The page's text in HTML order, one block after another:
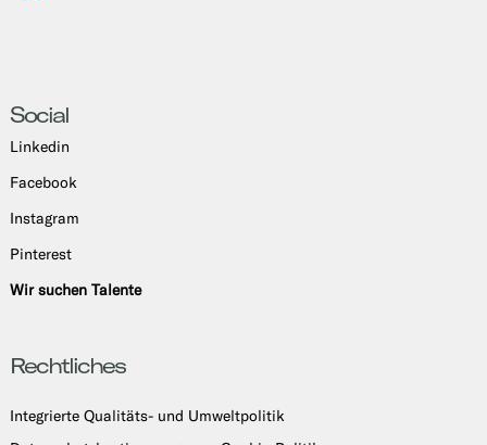
Social
Linkedin
Facebook
Instagram
Pinterest
Wir suchen Talente
Rechtliches
Integrierte Qualitäts- und Umweltpolitik